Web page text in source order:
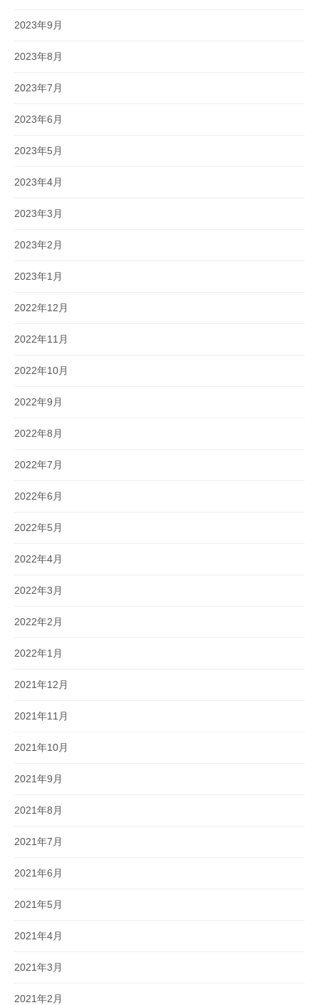
2023年9月
2023年8月
2023年7月
2023年6月
2023年5月
2023年4月
2023年3月
2023年2月
2023年1月
2022年12月
2022年11月
2022年10月
2022年9月
2022年8月
2022年7月
2022年6月
2022年5月
2022年4月
2022年3月
2022年2月
2022年1月
2021年12月
2021年11月
2021年10月
2021年9月
2021年8月
2021年7月
2021年6月
2021年5月
2021年4月
2021年3月
2021年2月